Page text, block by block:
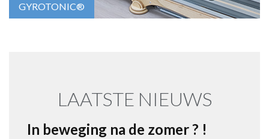
GYROTONIC®
LAATSTE NIEUWS
In beweging na de zomer ? !